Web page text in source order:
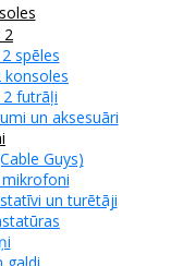
spēles
konsoles
futrāļi
un aksesuāri
Guys)
un turētāji
galdi